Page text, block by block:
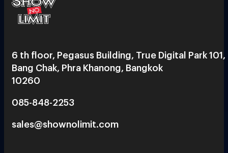
6 th floor, Pegasus Building, True Digital Park 101,
Bang Chak, Phra Khanong, Bangkok
10260
085-848-2253
sales@shownolimit.com